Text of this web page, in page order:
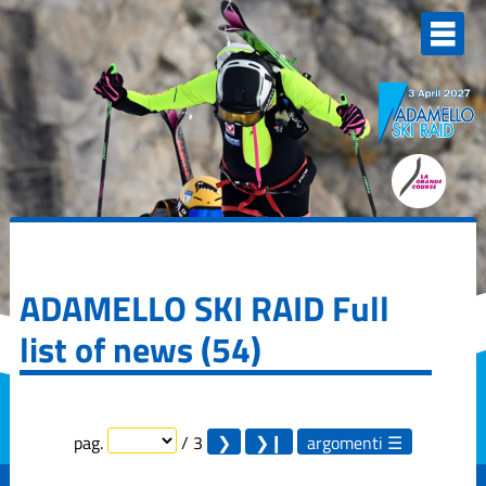
ADAMELLO SKI RAID Full
list of news (54)
pag. / 3 argomenti
degli
argomenti
delle
Adamello Ski
Raid Junior
Campionati
Italiani
Skialp
Edizione
2015
2017